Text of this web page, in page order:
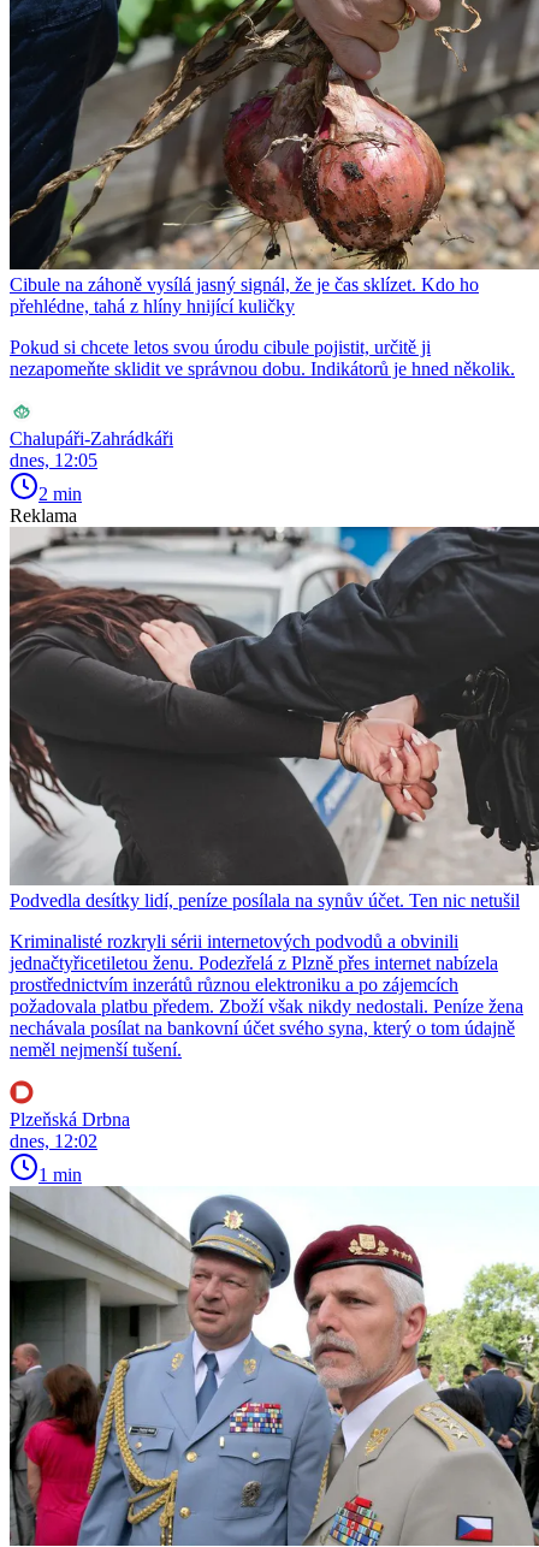
Cibule na záhoně vysílá jasný signál, že je čas sklízet. Kdo ho
přehlédne, tahá z hlíny hnijící kuličky
Pokud si chcete letos svou úrodu cibule pojistit, určitě ji
nezapomeňte sklidit ve správnou dobu. Indikátorů je hned několik.
Chalupáři-Zahrádkáři
dnes, 12:05
2 min
Reklama
Podvedla desítky lidí, peníze posílala na synův účet. Ten nic netušil
Kriminalisté rozkryli sérii internetových podvodů a obvinili
jednačtyřicetiletou ženu. Podezřelá z Plzně přes internet nabízela
prostřednictvím inzerátů různou elektroniku a po zájemcích
požadovala platbu předem. Zboží však nikdy nedostali. Peníze žena
nechávala posílat na bankovní účet svého syna, který o tom údajně
neměl nejmenší tušení.
Plzeňská Drbna
dnes, 12:02
1 min